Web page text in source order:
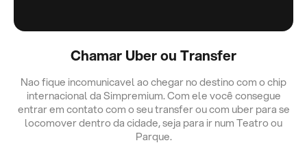
Chamar Uber ou Transfer
Nao fique incomunicavel ao chegar no destino com o chip
internacional da Simpremium. Com ele você consegue
entrar em contato com o seu transfer ou com uber para se
locomover dentro da cidade, seja para ir num Teatro ou
Parque.